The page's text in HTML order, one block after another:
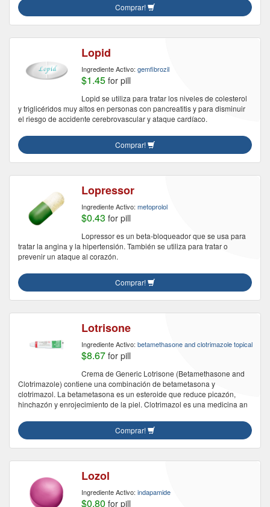
Comprar!
Lopid
Ingrediente Activo: gemfibrozil
$1.45 for pill
Lopid se utiliza para tratar los niveles de colesterol
y triglicéridos muy altos en personas con pancreatitis y para disminuir
el riesgo de accidente cerebrovascular y ataque cardíaco.
Comprar!
Lopressor
Ingrediente Activo: metoprolol
$0.43 for pill
Lopressor es un beta-bloqueador que se usa para
tratar la angina y la hipertensión. También se utiliza para tratar o
prevenir un ataque al corazón.
Comprar!
Lotrisone
Ingrediente Activo: betamethasone and clotrimazole topical
$8.67 for pill
Crema de Generic Lotrisone (Betamethasone and
Clotrimazole) contiene una combinación de betametasona y
clotrimazol. La betametasona es un esteroide que reduce picazón,
hinchazón y enrojecimiento de la piel. Clotrimazol es una medicina an
Comprar!
Lozol
Ingrediente Activo: indapamide
$0.80 for pill